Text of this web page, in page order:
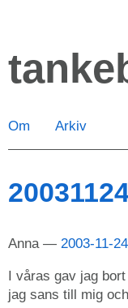
Om Arkiv
Anna 2003-11-
I våras gav jag
jag sans till mig